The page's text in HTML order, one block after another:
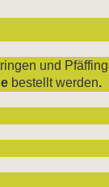
und
bestellt werden.